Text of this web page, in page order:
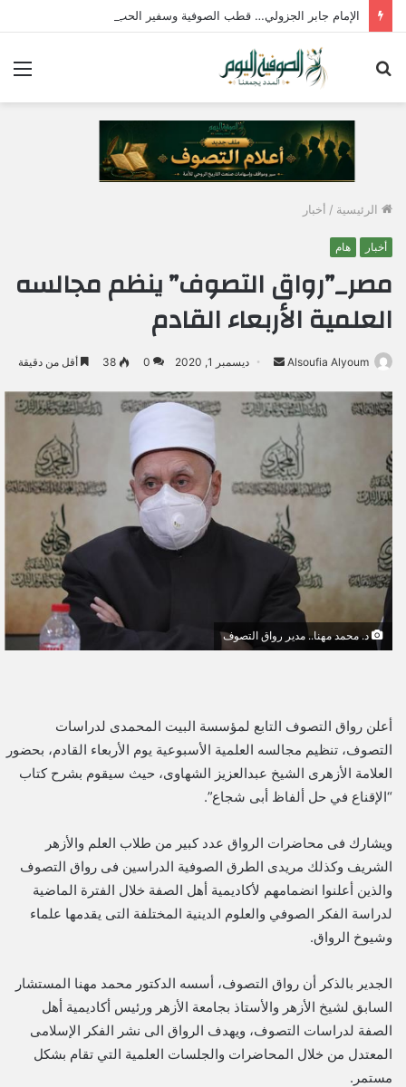
الإمام جابر الجزولي… قطب الصوفية وسفير الحب الإلهي في مصر
الرئيسية / أخبار
أخبار هام
مصر_”رواق التصوف” ينظم مجالسه
العلمية الأربعاء القادم
Alsoufia Alyoum
س
ب
ر
ي
ا
ر
ا
ديسمبر 1, 2020 0
38 أقل من دقيقة
د. محمد مهنا.. مدير رواق التصوف
أعلن رواق التصوف التابع لمؤسسة البيت المحمدى لدراسات
التصوف، تنظيم مجالسه العلمية الأسبوعية يوم الأربعاء القادم، بحضور
العلامة الأزهرى الشيخ عبدالعزيز الشهاوى، حيث سيقوم بشرح كتاب
“الإقناع في حل ألفاظ أبى شجاع”.
ويشارك فى محاضرات الرواق عدد كبير من طلاب العلم والأزهر
الشريف وكذلك مريدى الطرق الصوفية الدراسين فى رواق التصوف
والذين أعلنوا انضمامهم لأكاديمية أهل الصفة خلال الفترة الماضية
لدراسة الفكر الصوفي والعلوم الدينية المختلفة التى يقدمها علماء
وشيوخ الرواق.
الجدير بالذكر أن رواق التصوف، أسسه الدكتور محمد مهنا المستشار
السابق لشيخ الأزهر والأستاذ بجامعة الأزهر ورئيس أكاديمية أهل
الصفة لدراسات التصوف، ويهدف الرواق الى نشر الفكر الإسلامى
المعتدل من خلال المحاضرات والجلسات العلمية التي تقام بشكل
مستمر.